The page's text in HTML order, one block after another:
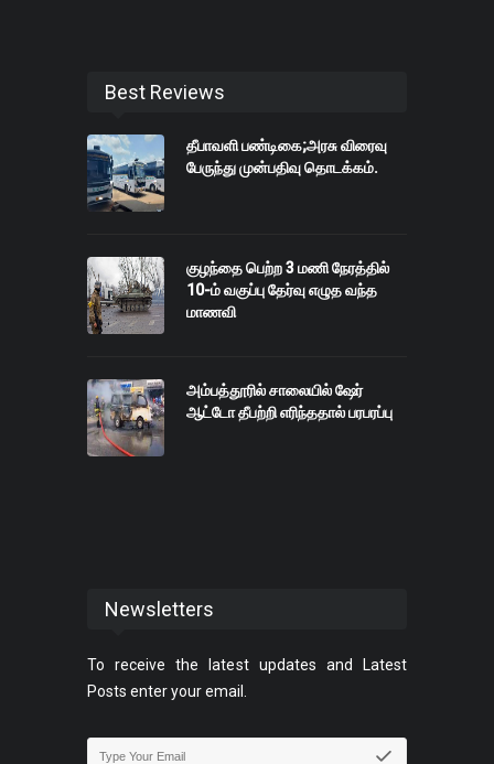
Best Reviews
தீபாவளி பண்டிகை;அரசு விரைவு
பேருந்து முன்பதிவு தொடக்கம்.
குழந்தை பெற்ற 3 மணி நேரத்தில்
10-ம் வகுப்பு தேர்வு எழுத வந்த
மாணவி
அம்பத்தூரில் சாலையில் ஷேர்
ஆட்டோ தீபற்றி எரிந்ததால் பரபரப்பு
Newsletters
To receive the latest updates and Latest
Posts enter your email.